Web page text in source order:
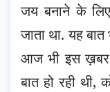
जय बनाने के
जाता था. यह
आज भी इस ख़बर
बात हो रही